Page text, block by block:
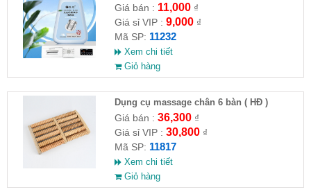
máy giặt CLEANING FLUID
Giá bán : 11,000₫
Giá sỉ VIP : 9,000₫
Mã SP: 11232
Xem chi tiết
Giỏ hàng
Dụng cụ massage chân 6 bàn ( HĐ )
Giá bán : 36,300₫
Giá sỉ VIP : 30,800₫
Mã SP: 11817
Xem chi tiết
Giỏ hàng